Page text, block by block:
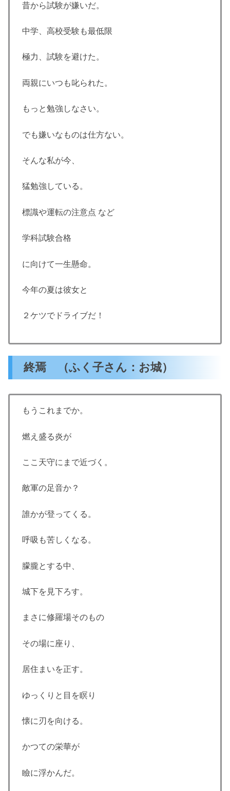
昔から試験が嫌いだ。
中学、高校受験も最低限
極力、試験を避けた。
両親にいつも叱られた。
もっと勉強しなさい。
でも嫌いなものは仕方ない。
そんな私が今、
猛勉強している。
標識や運転の注意点 など
学科試験合格
に向けて一生懸命。
今年の夏は彼女と
２ケツでドライブだ！
終焉 （ふく子さん：お城）
もうこれまでか。
燃え盛る炎が
ここ天守にまで近づく。
敵軍の足音か？
誰かが登ってくる。
呼吸も苦しくなる。
朦朧とする中、
城下を見下ろす。
まさに修羅場そのもの
その場に座り、
居住まいを正す。
ゆっくりと目を瞑り
懐に刃を向ける。
かつての栄華が
瞼に浮かんだ。